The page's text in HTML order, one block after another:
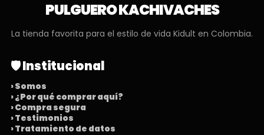
PULGUERO KACHIVACHES
La tienda favorita para el estilo de vida Kidult en Colombia.
🛡️ Institucional
› Somos
› ¿Por qué comprar aquí?
› Compra segura
› Testimonios
› Tratamiento de datos